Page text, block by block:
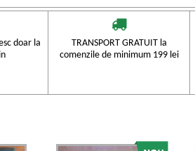
doar la
TRANSPORT GRATUIT la
comenzile de minimum 199 lei